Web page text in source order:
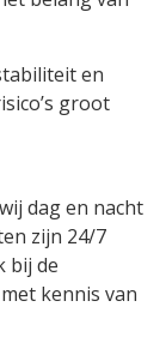
en
groot
dag en nacht
zijn 24/7
bij de
kennis van